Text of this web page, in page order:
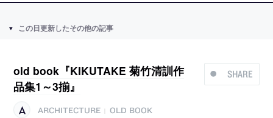
この日更新したその他の記事
SHARE
old book『KIKUTAKE 菊竹清訓作
品集1～3揃』
ARCHITECTURE OLD BOOK